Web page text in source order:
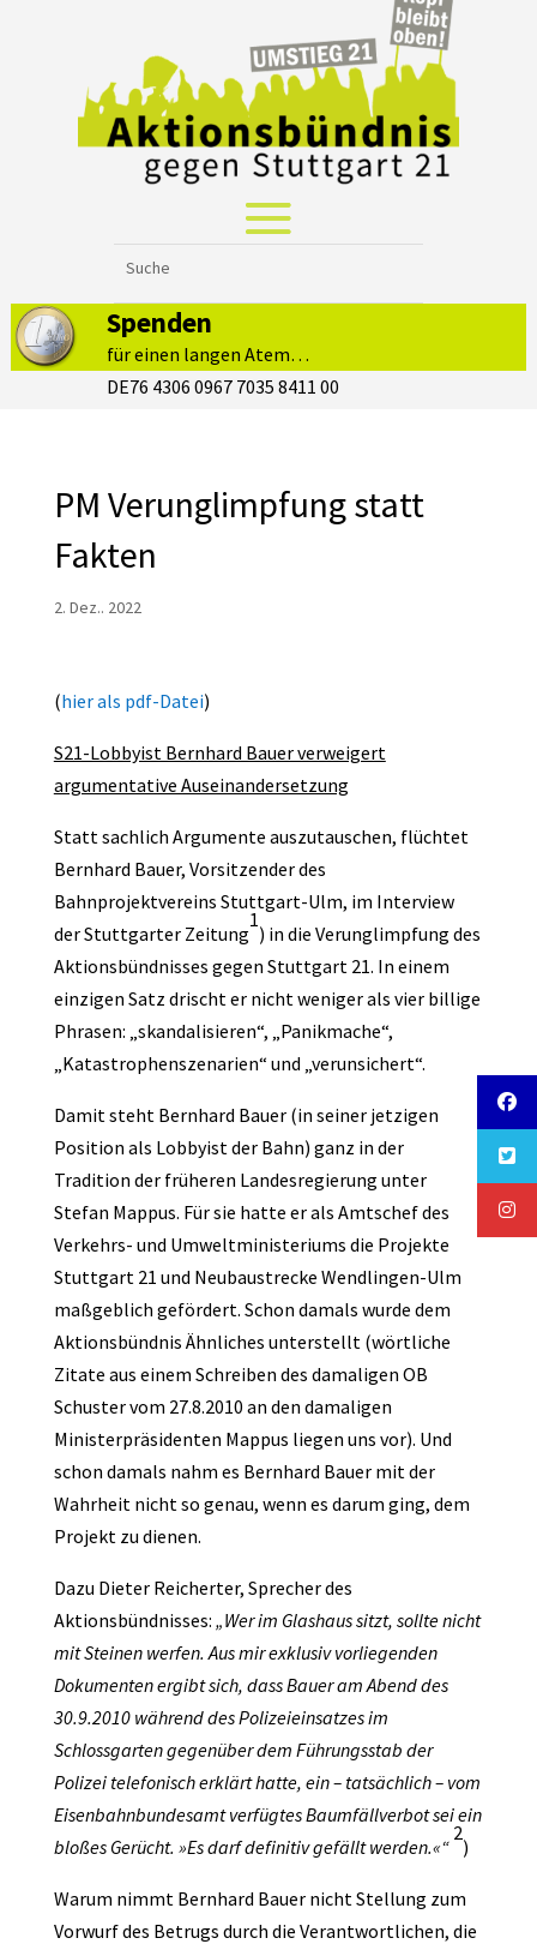
Spenden
für einen langen Atem…
DE76 4306 0967 7035 8411 00
PM Verunglimpfung statt
Fakten
2. Dez.. 2022
(hier als pdf-Datei)
S21-Lobbyist Bernhard Bauer verweigert
argumentative Auseinandersetzung
Statt sachlich Argumente auszutauschen, flüchtet
Bernhard Bauer, Vorsitzender des
Bahnprojektvereins Stuttgart-Ulm, im Interview
der Stuttgarter Zeitung
1
) in die Verunglimpfung des
Aktionsbündnisses gegen Stuttgart 21. In einem
einzigen Satz drischt er nicht weniger als vier billige
Phrasen: „skandalisieren“, „Panikmache“,
„Katastrophenszenarien“ und „verunsichert“.
Damit steht Bernhard Bauer (in seiner jetzigen
Position als Lobbyist der Bahn) ganz in der
Tradition der früheren Landesregierung unter
Stefan Mappus. Für sie hatte er als Amtschef des
Verkehrs- und Umweltministeriums die Projekte
Stuttgart 21 und Neubaustrecke Wendlingen-Ulm
maßgeblich gefördert. Schon damals wurde dem
Aktionsbündnis Ähnliches unterstellt (wörtliche
Zitate aus einem Schreiben des damaligen OB
Schuster vom 27.8.2010 an den damaligen
Ministerpräsidenten Mappus liegen uns vor). Und
schon damals nahm es Bernhard Bauer mit der
Wahrheit nicht so genau, wenn es darum ging, dem
Projekt zu dienen.
Dazu Dieter Reicherter, Sprecher des
Aktionsbündnisses: „Wer im Glashaus sitzt, sollte nicht
mit Steinen werfen. Aus mir exklusiv vorliegenden
Dokumenten ergibt sich, dass Bauer am Abend des
30.9.2010 während des Polizeieinsatzes im
Schlossgarten gegenüber dem Führungsstab der
Polizei telefonisch erklärt hatte, ein– tatsächlich– vom
Eisenbahnbundesamt verfügtes Baumfällverbot sei ein
bloßes Gerücht. »Es darf definitiv gefällt werden.«“
2
)
Warum nimmt Bernhard Bauer nicht Stellung zum
Vorwurf des Betrugs durch die Verantwortlichen, die